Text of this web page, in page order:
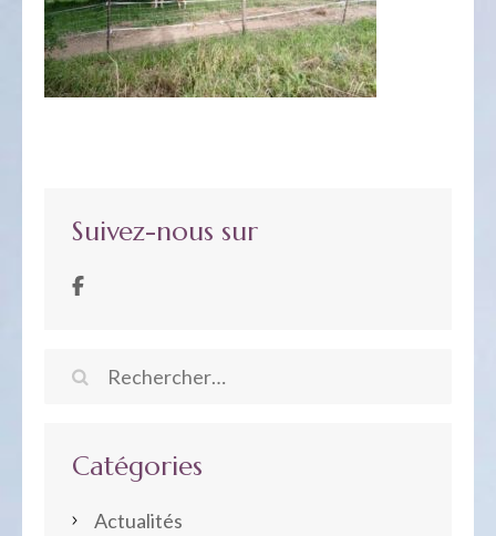
Suivez-nous sur
Rechercher :
Catégories
Actualités